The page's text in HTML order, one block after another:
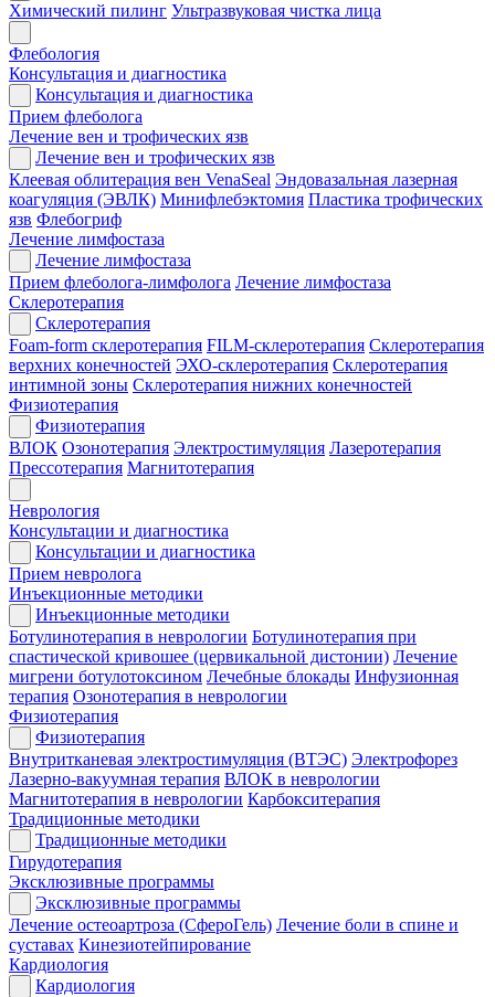
Химический пилинг Ультразвуковая чистка лица
Флебология
Консультация и диагностика
Консультация и диагностика
Прием флеболога
Лечение вен и трофических язв
Лечение вен и трофических язв
Клеевая облитерация вен VenaSeal Эндовазальная лазерная
коагуляция (ЭВЛК) Минифлебэктомия Пластика трофических
язв Флебогриф
Лечение лимфостаза
Лечение лимфостаза
Прием флеболога-лимфолога Лечение лимфостаза
Склеротерапия
Склеротерапия
Foam-form склеротерапия FILM-склеротерапия Склеротерапия
верхних конечностей ЭХО-склеротерапия Склеротерапия
интимной зоны Склеротерапия нижних конечностей
Физиотерапия
Физиотерапия
ВЛОК Озонотерапия Электростимуляция Лазеротерапия
Прессотерапия Магнитотерапия
Неврология
Консультации и диагностика
Консультации и диагностика
Прием невролога
Инъекционные методики
Инъекционные методики
Ботулинотерапия в неврологии Ботулинотерапия при
спастической кривошее (цервикальной дистонии) Лечение
мигрени ботулотоксином Лечебные блокады Инфузионная
терапия Озонотерапия в неврологии
Физиотерапия
Физиотерапия
Внутритканевая электростимуляция (ВТЭС) Электрофорез
Лазерно-вакуумная терапия ВЛОК в неврологии
Магнитотерапия в неврологии Карбокситерапия
Традиционные методики
Традиционные методики
Гирудотерапия
Эксклюзивные программы
Эксклюзивные программы
Лечение остеоартроза (СфероГель) Лечение боли в спине и
суставах Кинезиотейпирование
Кардиология
Кардиология